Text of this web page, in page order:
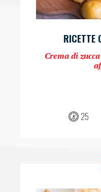
RICETTE
Crema di
25